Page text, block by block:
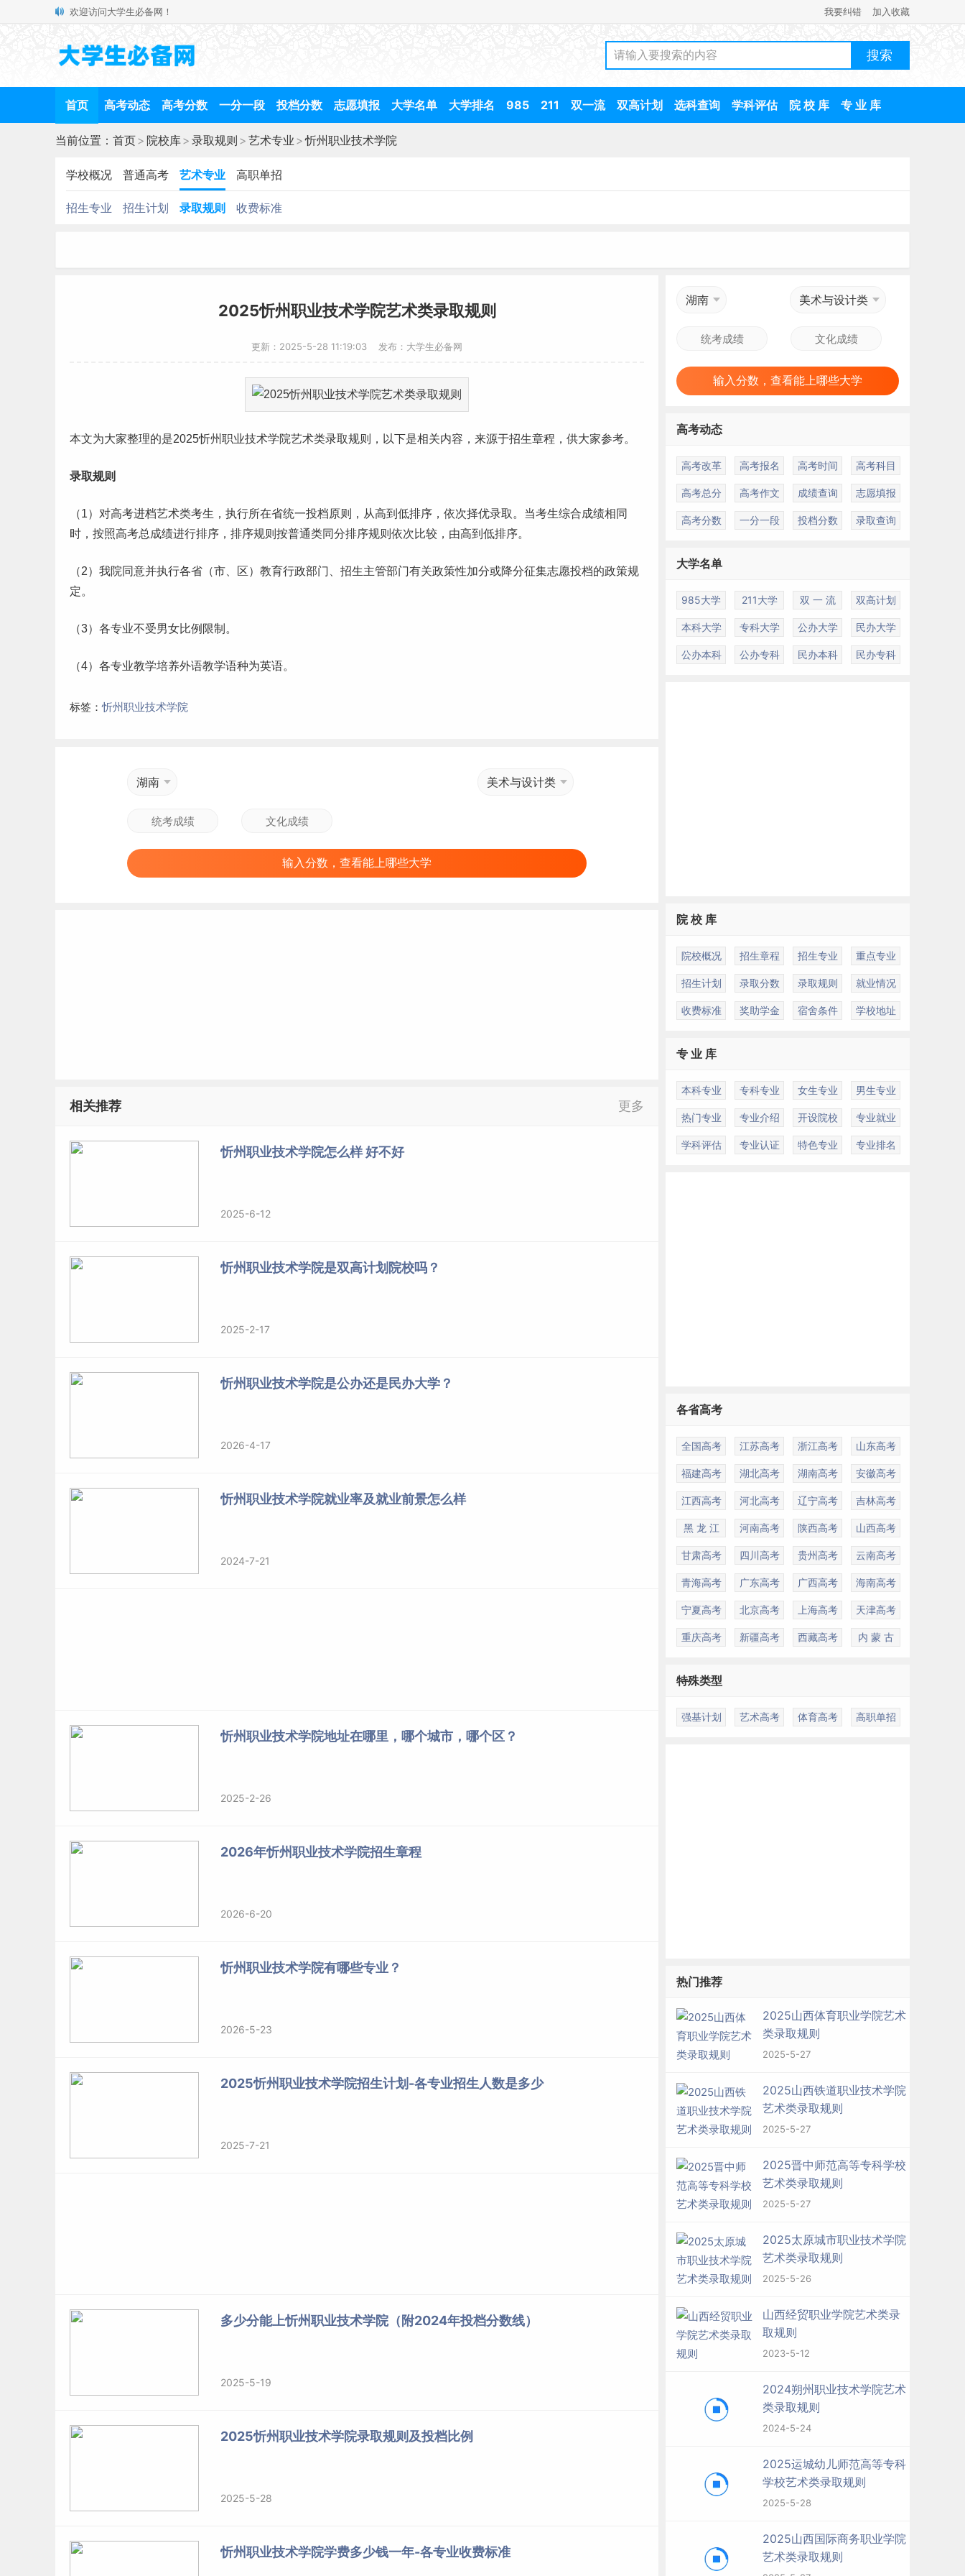
欢迎访问大学生必备网！ 我要纠错 加入收藏
首页 高考动态 高考分数 一分一段 投档分数 志愿填报 大学名单 大学排名 985 211 双一流 双高计划 选科查询 学科评估 院 校 库 专 业 库
当前位置： 首页> 院校库> 录取规则 > 艺术专业 > 忻州职业技术学院
学校概况 普通高考 艺术专业 高职单招
招生专业 招生计划 录取规则 收费标准
2025忻州职业技术学院艺术类录取规则
更新：2025-5-28 11:19:03 发布：大学生必备网
本文为大家整理的是2025忻州职业技术学院艺术类录取规则，以下是相关内容，来源于招生章程，供大家参考。
录取规则
（1）对高考进档艺术类考生，执行所在省统一投档原则，从高到低排序，依次择优录取。当考生综合成绩相同
时，按照高考总成绩进行排序，排序规则按普通类同分排序规则依次比较，由高到低排序。
（2）我院同意并执行各省（市、区）教育行政部门、招生主管部门有关政策性加分或降分征集志愿投档的政策规
定。
（3）各专业不受男女比例限制。
（4）各专业教学培养外语教学语种为英语。
标签：忻州职业技术学院
湖南 美术与设计类
输入分数，查看能上哪些大学
相关推荐 更多
忻州职业技术学院怎么样 好不好
2025-6-12
忻州职业技术学院是双高计划院校吗？
2025-2-17
忻州职业技术学院是公办还是民办大学？
2026-4-17
忻州职业技术学院就业率及就业前景怎么样
2024-7-21
忻州职业技术学院地址在哪里，哪个城市，哪个区？
2025-2-26
2026年忻州职业技术学院招生章程
2026-6-20
忻州职业技术学院有哪些专业？
2026-5-23
2025忻州职业技术学院招生计划-各专业招生人数是多少
2025-7-21
多少分能上忻州职业技术学院（附2024年投档分数线）
2025-5-19
2025忻州职业技术学院录取规则及投档比例
2025-5-28
忻州职业技术学院学费多少钱一年-各专业收费标准
湖南 美术与设计类
输入分数，查看能上哪些大学
高考动态
高考改革 高考报名 高考时间 高考科目
高考总分 高考作文 成绩查询 志愿填报
高考分数 一分一段 投档分数 录取查询
大学名单
985大学 211大学 双 一 流 双高计划
本科大学 专科大学 公办大学 民办大学
公办本科 公办专科 民办本科 民办专科
院 校 库
院校概况 招生章程 招生专业 重点专业
招生计划 录取分数 录取规则 就业情况
收费标准 奖助学金 宿舍条件 学校地址
专 业 库
本科专业 专科专业 女生专业 男生专业
热门专业 专业介绍 开设院校 专业就业
学科评估 专业认证 特色专业 专业排名
各省高考
全国高考 江苏高考 浙江高考 山东高考
福建高考 湖北高考 湖南高考 安徽高考
江西高考 河北高考 辽宁高考 吉林高考
黑 龙 江 河南高考 陕西高考 山西高考
甘肃高考 四川高考 贵州高考 云南高考
青海高考 广东高考 广西高考 海南高考
宁夏高考 北京高考 上海高考 天津高考
重庆高考 新疆高考 西藏高考 内 蒙 古
特殊类型
强基计划 艺术高考 体育高考 高职单招
热门推荐
2025山西体育职业学院艺术
类录取规则
2025-5-27
2025山西铁道职业技术学院
艺术类录取规则
2025-5-27
2025晋中师范高等专科学校
艺术类录取规则
2025-5-27
2025太原城市职业技术学院
艺术类录取规则
2025-5-26
山西经贸职业学院艺术类录
取规则
2023-5-12
2024朔州职业技术学院艺术
类录取规则
2024-5-24
2025运城幼儿师范高等专科
学校艺术类录取规则
2025-5-28
2025山西国际商务职业学院
艺术类录取规则